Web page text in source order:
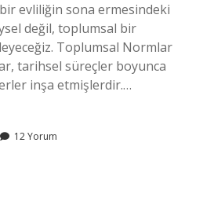
bir evliliğin sona ermesindeki
değil, toplumsal bir
Toplumsal Normlar
tarihsel süreçler boyunca
inşa etmişlerdir.…
12 Yorum